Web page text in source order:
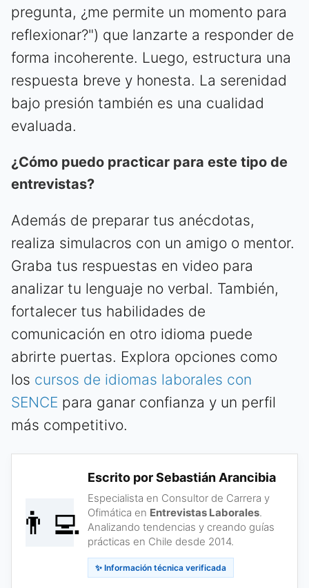
pregunta, ¿me permite un momento para
reflexionar?") que lanzarte a responder de
forma incoherente. Luego, estructura una
respuesta breve y honesta. La serenidad
bajo presión también es una cualidad
evaluada.
¿Cómo puedo practicar para este tipo de
entrevistas?
Además de preparar tus anécdotas,
realiza simulacros con un amigo o mentor.
Graba tus respuestas en video para
analizar tu lenguaje no verbal. También,
fortalecer tus habilidades de
comunicación en otro idioma puede
abrirte puertas. Explora opciones como
los cursos de idiomas laborales con
SENCE para ganar confianza y un perfil
más competitivo.
👨‍💻
Escrito por Sebastián Arancibia
Especialista en Consultor de Carrera y
Ofimática en Entrevistas Laborales.
Analizando tendencias y creando guías
prácticas en Chile desde 2014.
✨ Información técnica verificada